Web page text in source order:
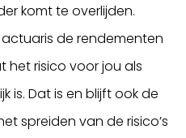
komt te overlijden.
de rendementen
het risico voor jou als
is. Dat is en blijft ook de
spreiden van de risico’s